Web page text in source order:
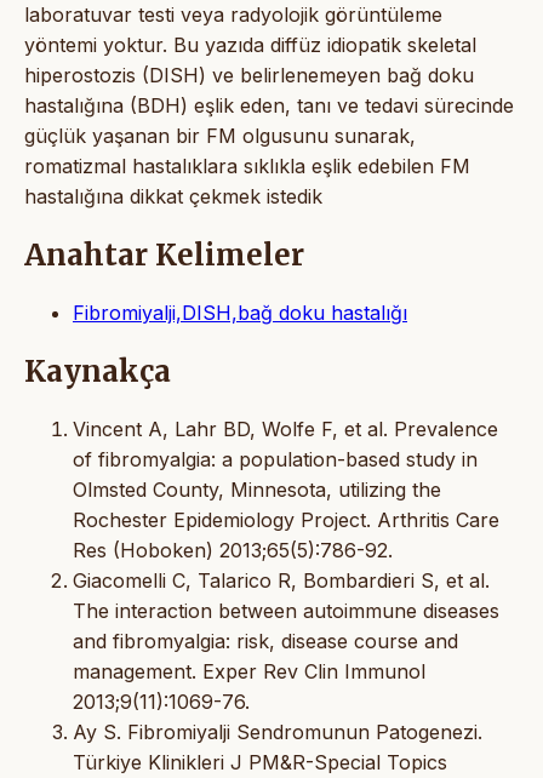
laboratuvar testi veya radyolojik görüntüleme
yöntemi yoktur. Bu yazıda diffüz idiopatik skeletal
hiperostozis (DISH) ve belirlenemeyen bağ doku
hastalığına (BDH) eşlik eden, tanı ve tedavi sürecinde
güçlük yaşanan bir FM olgusunu sunarak,
romatizmal hastalıklara sıklıkla eşlik edebilen FM
hastalığına dikkat çekmek istedik
Anahtar Kelimeler
Fibromiyalji,DISH,bağ doku hastalığı
Kaynakça
Vincent A, Lahr BD, Wolfe F, et al. Prevalence
of fibromyalgia: a population-based study in
Olmsted County, Minnesota, utilizing the
Rochester Epidemiology Project. Arthritis Care
Res (Hoboken) 2013;65(5):786-92.
Giacomelli C, Talarico R, Bombardieri S, et al.
The interaction between autoimmune diseases
and fibromyalgia: risk, disease course and
management. Exper Rev Clin Immunol
2013;9(11):1069-76.
Ay S. Fibromiyalji Sendromunun Patogenezi.
Türkiye Klinikleri J PM&R-Special Topics